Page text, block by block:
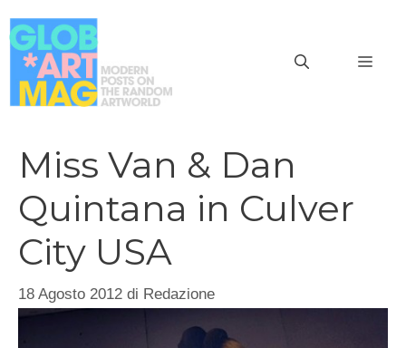
al
contenuto
Miss Van & Dan
Quintana in Culver
City USA
18 Agosto 2012 di Redazione